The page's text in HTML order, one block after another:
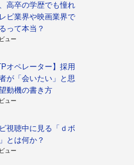
高卒の学歴でも憧れ
ビ業界や映画業界で
って本当？
ュー
オペレーター】採用
が「会いたい」と思
動機の書き方
ュー
視聴中に見る「ｄボ
とは何か？
ュー